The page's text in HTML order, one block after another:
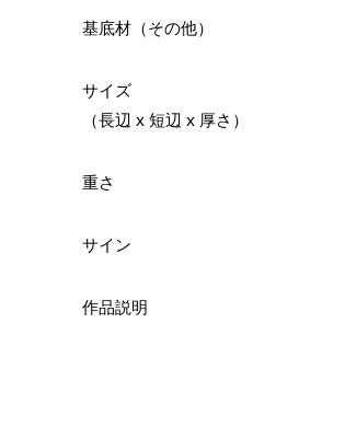
基底材（その他）
サイズ
（長辺 x 短辺 x 厚さ）
重さ
サイン
作品説明